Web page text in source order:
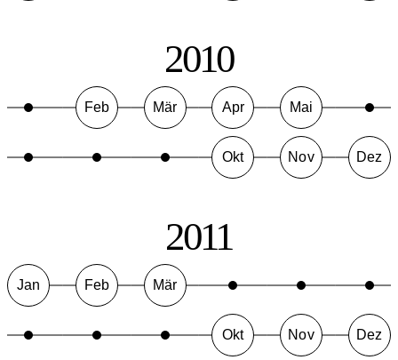
2010
Feb Mär Apr Mai
Okt Nov Dez
2011
Jan Feb Mär
Okt Nov Dez